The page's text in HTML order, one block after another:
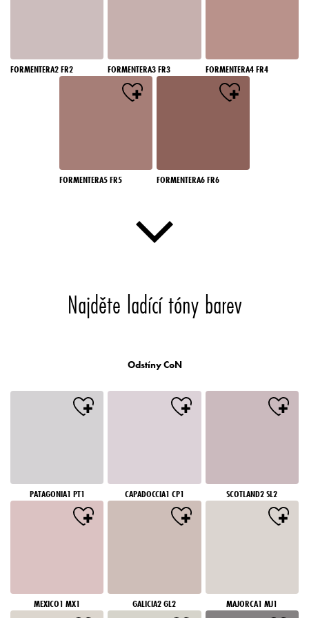
FORMENTERA2 FR2 FORMENTERA3 FR3 FORMENTERA4 FR4
FORMENTERA5 FR5 FORMENTERA6 FR6
Najděte ladící tóny barev
Odstíny CoN
PATAGONIA1 PT1 CAPADOCCIA1 CP1 SCOTLAND2 SL2
MEXICO1 MX1 GALICIA2 GL2 MAJORCA1 MJ1